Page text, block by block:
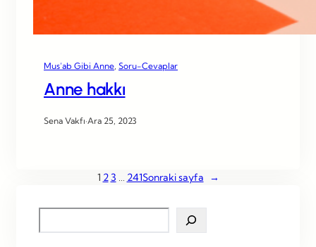
Mus’ab Gibi Anne Soru-Cevaplar
Anne hakkı
Sena Vakfı·Ara 25, 2023
1 23 … 241Sonraki sayfa →
e